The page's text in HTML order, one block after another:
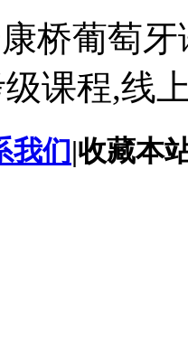
桥葡萄
课程,线
我们|收藏本